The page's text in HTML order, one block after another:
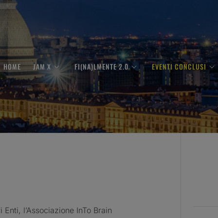
HOME JAM X FI(NA)LMENTE 2.0 EVENTI CONCLUSI
l’Associazione InTo Brain